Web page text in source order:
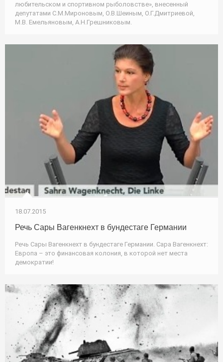
любительском и спортивном рыболовстве», внесенный
депутатами С.М.Мироновым, О.В.Шеиным, О.Г.Дмитриевой,
М.В. Емельяновым, А.Н.Грешниковым.
18.07.2015
Речь Сары Вагенкнехт в бундестаге Германии
Речь Сары Вагенкнехт в бундестаге Германии. Сара Вагенкнехт:
Европа – это финансовая колония, в которой нет места
демократии!